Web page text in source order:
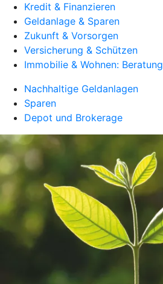
Kredit & Finanzieren
Geldanlage & Sparen
Zukunft & Vorsorgen
Versicherung & Schützen
Immobilie & Wohnen: Beratung
Nachhaltige Geldanlagen
Sparen
Depot und Brokerage